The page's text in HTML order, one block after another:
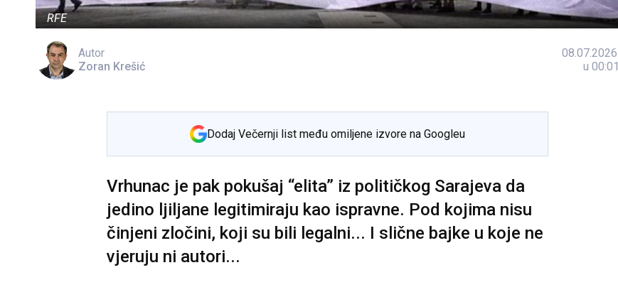
RFE
Autor
Zoran Krešić
08.07.2026.
u 00:01
Dodaj Večernji list među omiljene izvore na Googleu
Vrhunac je pak pokušaj “elita” iz političkog Sarajeva da
jedino ljiljane legitimiraju kao ispravne. Pod kojima nisu
činjeni zločini, koji su bili legalni... I slične bajke u koje ne
vjeruju ni autori...